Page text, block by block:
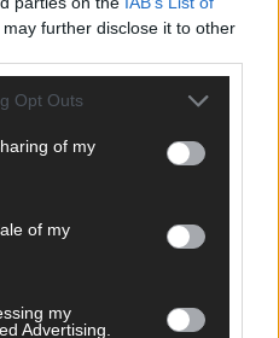
may further disclose it to other
Opt Outs
of my
of my
my
Advertising.